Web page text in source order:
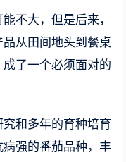
不大，但是后来，
从田间地头到餐桌
了一个必须面对的
和多年的育种培育
强的番茄品种，丰